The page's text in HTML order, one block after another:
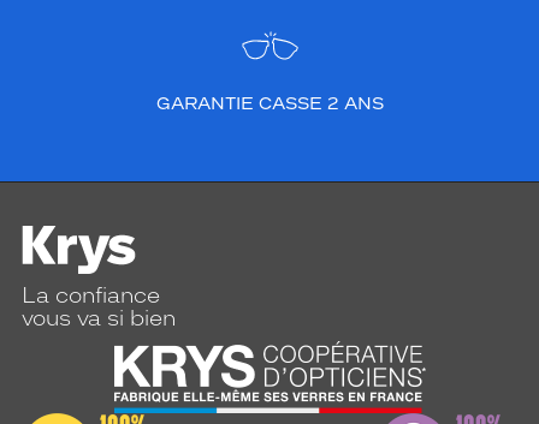
GARANTIE CASSE 2 ANS
La confiance
vous va si bien